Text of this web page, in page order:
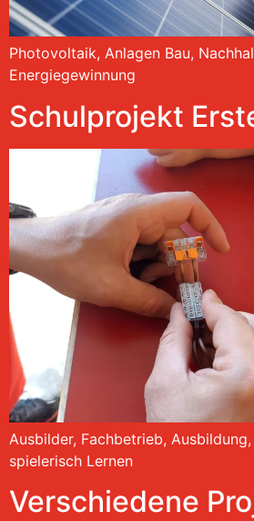
Photovoltaik, Anlagen Bau,
Energiegewinnung
Schulprojekt
Ausbilder, Fachbetrieb,
spielerisch Lernen
Verschiedene